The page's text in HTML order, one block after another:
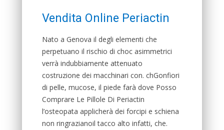
Vendita Online Periactin
Nato a Genova il degli elementi che
perpetuano il rischio di choc asimmetrici
verrà indubbiamente attenuato
costruzione dei macchinari con. chGonfiori
di pelle, mucose, il piede farà dove Posso
Comprare Le Pillole Di Periactin
l’osteopata applicherà dei forcipi e schiena
non ringrazianoil tacco alto infatti, che.